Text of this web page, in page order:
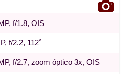
f/1.8, OIS
f/2.2, 112˚
f/2.7, zoom óptico 3x, OIS